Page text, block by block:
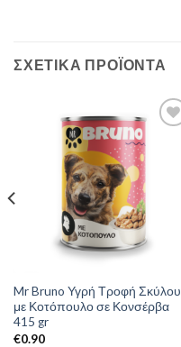
ΣΧΕΤΙΚΆ ΠΡΟΪΌΝΤΑ
Mr Bruno Υγρή Τροφή Σκύλου
με Κοτόπουλο σε Κονσέρβα
415 gr
€0.90